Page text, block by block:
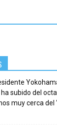
subido del
muy cerca del